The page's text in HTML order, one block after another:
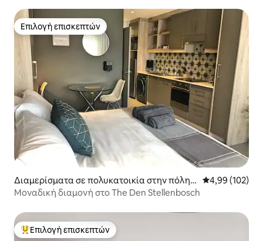
Επιλογή επισκεπτών
Επιλογή επισκεπτών
Διαμερίσματα σε πολυκατοικία στην πόλη S
tellenbosch
Μέση
4,99 (102)
Μοναδική διαμονή στο The Den Stellenbosch
Κορυφαία επιλογή επισκεπτών
Επιλογή επισκεπτών